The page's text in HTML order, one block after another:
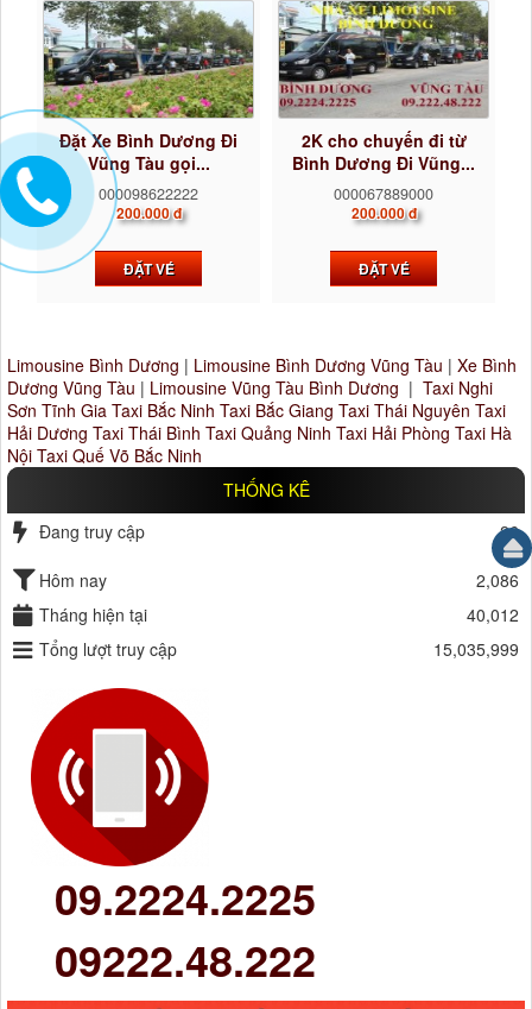
Đặt Xe Bình Dương Đi
Vũng Tàu gọi...
000098622222
200.000 đ
ĐẶT VÉ
2K cho chuyến đi từ
Bình Dương Đi Vũng...
000067889000
200.000 đ
ĐẶT VÉ
Limousine Bình Dương | Limousine Bình Dương Vũng Tàu | Xe Bình
Dương Vũng Tàu | Limousine Vũng Tàu Bình Dương | Taxi Nghi
Sơn Tĩnh Gia Taxi Bắc Ninh Taxi Bắc Giang Taxi Thái Nguyên Taxi
Hải Dương Taxi Thái Bình Taxi Quảng Ninh Taxi Hải Phòng Taxi Hà
Nội Taxi Quế Võ Bắc Ninh
THỐNG KÊ
Đang truy cập
26
Hôm nay
2,086
Tháng hiện tại
40,012
Tổng lượt truy cập
15,035,999
09.2224.2225
09222.48.222